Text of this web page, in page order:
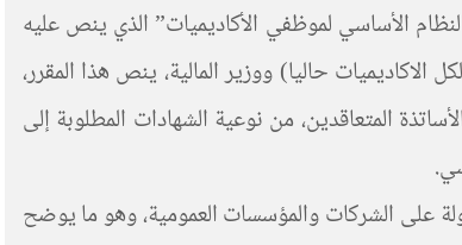
الأساسي لموظفي الأكاديميات” الذي ينص عليه
الاكاديميات حاليا) ووزير المالية، ينص هذا المقرر،
المتعاقدين، من نوعية الشهادات المطلوبة إلى
2003 القاضي بتنفيذ القانون 00-69 المتعلق بالمراقبة المالية للدولة على الشركات والمؤسسات العمومية، وهو ما يوضح